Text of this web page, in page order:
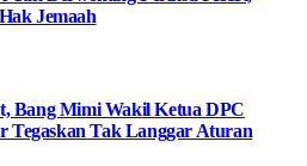
Jemaah
Bang Mimi Wakil Ketua DPC
Tak Langgar Aturan